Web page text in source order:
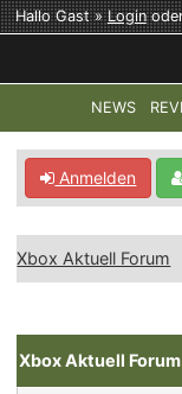
Hallo Gast »Login
NEWS
TOP-THEMEN:
Anmelden
Xbox Aktuell Forum
Xbox Aktuell Forum